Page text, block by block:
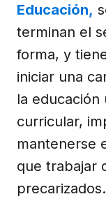
Educación,
terminan el
forma, y
iniciar una
la educación
curricular,
mantenerse
que trabajar
precarizados.